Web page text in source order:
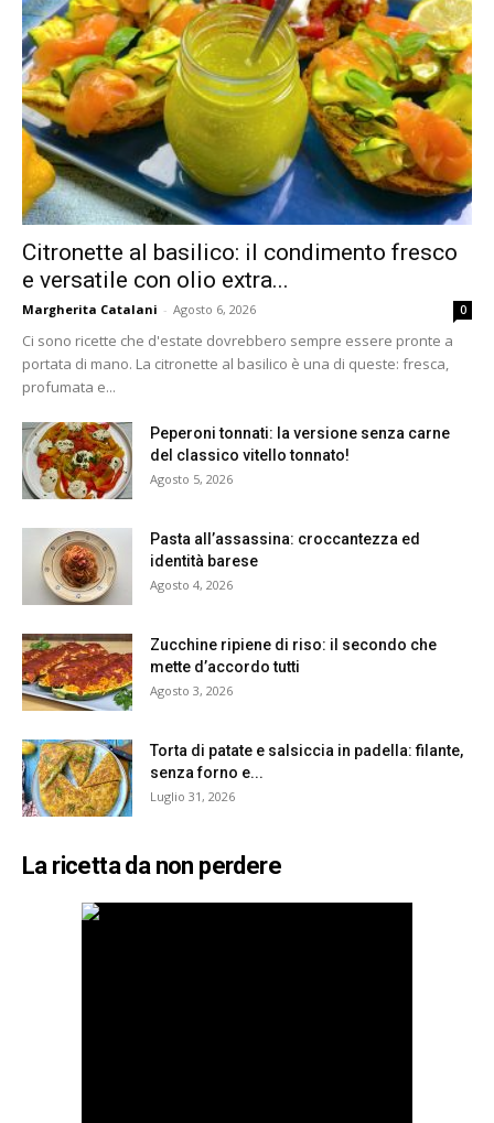
Citronette al basilico: il condimento fresco
e versatile con olio extra...
Margherita Catalani - Agosto 6, 2026 0
Ci sono ricette che d'estate dovrebbero sempre essere pronte a
portata di mano. La citronette al basilico è una di queste: fresca,
profumata e...
Peperoni tonnati: la versione senza carne
del classico vitello tonnato!
Agosto 5, 2026
Pasta all’assassina: croccantezza ed
identità barese
Agosto 4, 2026
Zucchine ripiene di riso: il secondo che
mette d’accordo tutti
Agosto 3, 2026
Torta di patate e salsiccia in padella: filante,
senza forno e...
Luglio 31, 2026
La ricetta da non perdere